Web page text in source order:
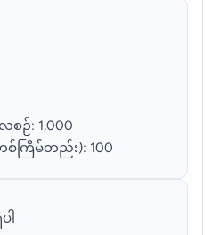
စဉ်: 1,000
စ်ကြိမ်တည်း): 100
ါ